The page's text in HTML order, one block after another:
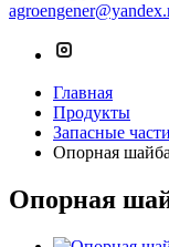
Главная
Продукты
Запасные
Опорная шайба
Опорная